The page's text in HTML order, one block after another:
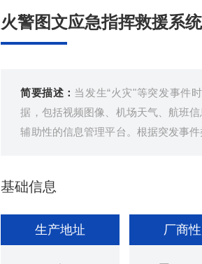
火警图文应急指挥救援系统
简要描述： 当发生“火灾"等突发事件
据，包括视频图像、机场天气、航班
辅助性的信息管理平台。根据突发事
基础信息
生产地址 厂商